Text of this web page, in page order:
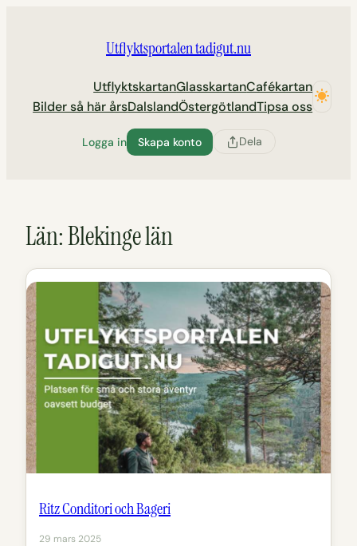
Utflyktsportalen tadigut.nu
UtflyktskartanGlasskartanCafékartan
Bilder så här årsDalslandÖstergötlandTipsa oss
Logga in Skapa konto Dela
Län:Blekinge län
Ritz Conditori och Bageri
29 mars 2025